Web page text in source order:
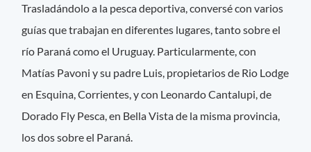
Trasladándolo a la pesca deportiva, conversé con varios
guías que trabajan en diferentes lugares, tanto sobre el
río Paraná como el Uruguay. Particularmente, con
Matías Pavoni y su padre Luis, propietarios de Rio Lodge
en Esquina, Corrientes, y con Leonardo Cantalupi, de
Dorado Fly Pesca, en Bella Vista de la misma provincia,
los dos sobre el Paraná.